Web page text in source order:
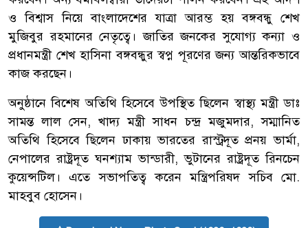
ও বিশ্বাস নিয়ে বাংলাদেশের যাত্রা আরম্ভ হয় বঙ্গবন্ধু শেখ
মুজিবুর রহমানের নেতৃত্বে। জাতির জনকের সুযোগ্য কন্যা ও
প্রধানমন্ত্রী শেখ হাসিনা বঙ্গবন্ধুর স্বপ্ন পূরণের জন্য আন্তরিকভাবে
কাজ করছেন।
অনুষ্ঠানে বিশেষ অতিথি হিসেবে উপস্থিত ছিলেন স্বাস্থ্য মন্ত্রী ডাঃ
সামন্ত লাল সেন, খাদ্য মন্ত্রী সাধন চন্দ্র মজুমদার, সম্মানিত
অতিথি হিসেবে ছিলেন ঢাকায় ভারতের রাস্ট্রদূত প্রনয় ভার্মা,
নেপালের রাষ্ট্রদূত ঘনশ্যাম ভান্ডারী, ভুটানের রাষ্ট্রদূত রিনচেন
কুয়েন্সটিল। এতে সভাপতিত্ব করেন মন্ত্রিপরিষদ সচিব মো.
মাহবুব হোসেন।